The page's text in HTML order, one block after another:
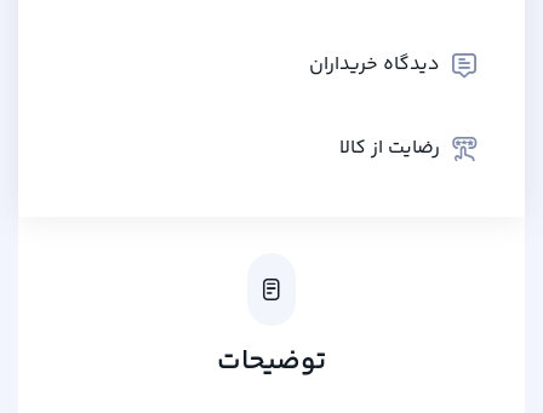
دیدگاه خریداران
رضایت از کالا
توضیحات